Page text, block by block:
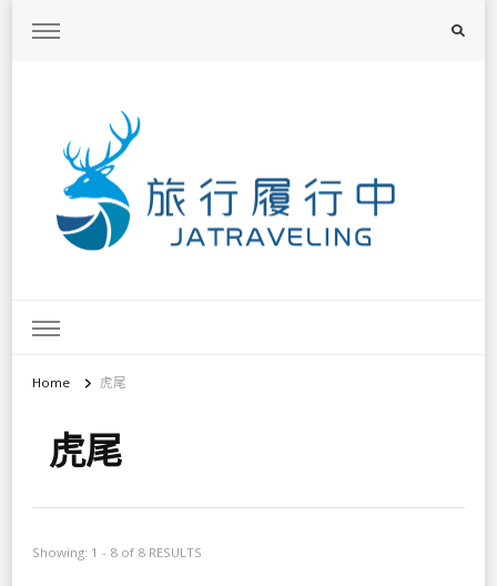
Home 虎尾
虎尾
Showing: 1 - 8 of 8 RESULTS